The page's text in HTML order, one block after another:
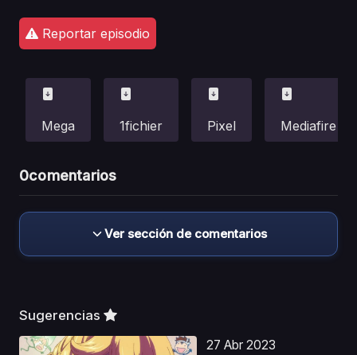
Reportar episodio
Mega 1fichier Pixel Mediafire
0comentarios
Ver sección de comentarios
Sugerencias
27 Abr 2023